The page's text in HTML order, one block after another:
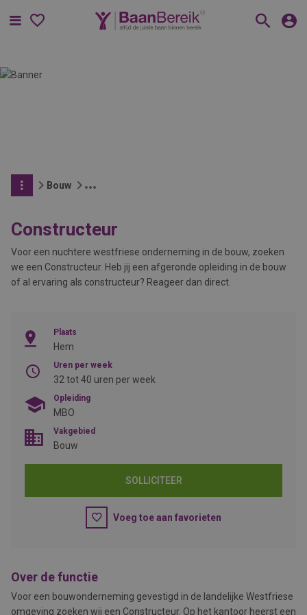
Menu
Bouw
Constructeur
Voor een nuchtere westfriese onderneming in de bouw, zoeken
we een Constructeur. Heb jij een afgeronde opleiding in de bouw
of al ervaring als constructeur? Reageer dan direct.
Plaats
Hem
Uren per week
32 tot 40 uren per week
Opleiding
MBO
Vakgebied
Bouw
SOLLICITEER
Voeg toe aan favorieten
Over de functie
Voor een bouwonderneming gevestigd in de landelijke Westfriese
omgeving zoeken wij een Constructeur. Op het kantoor heerst een